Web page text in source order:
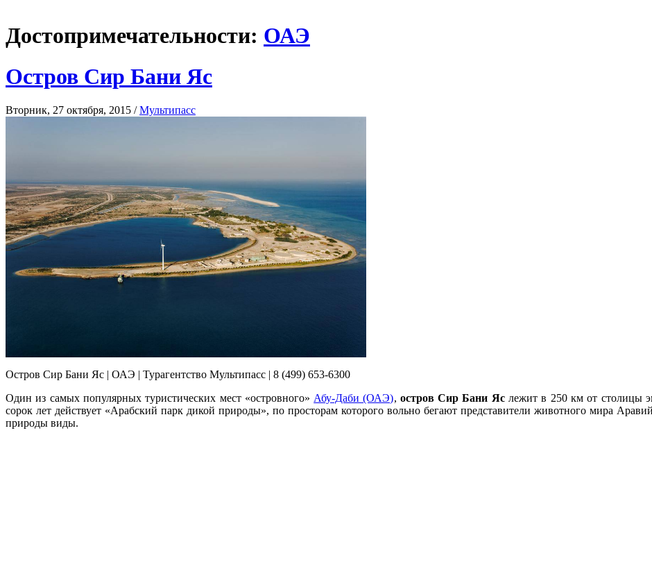
Достопримечательности: ОАЭ
Остров Сир Бани Яс
Вторник, 27 октября, 2015 /Мультипасс
Остров Сир Бани Яс | ОАЭ | Турагентство Мультипасс | 8 (499) 653-6300
Один из самых популярных туристических мест «островного» Абу-Даби (ОАЭ), остров Сир Бани Яслежит в 250 км от столицы
сорок лет действует «Арабский парк дикой природы», по просторам которого вольно бегают представители животного мира
природы виды.